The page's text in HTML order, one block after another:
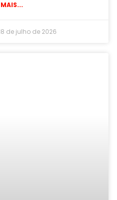
MAIS...
de julho de 2026